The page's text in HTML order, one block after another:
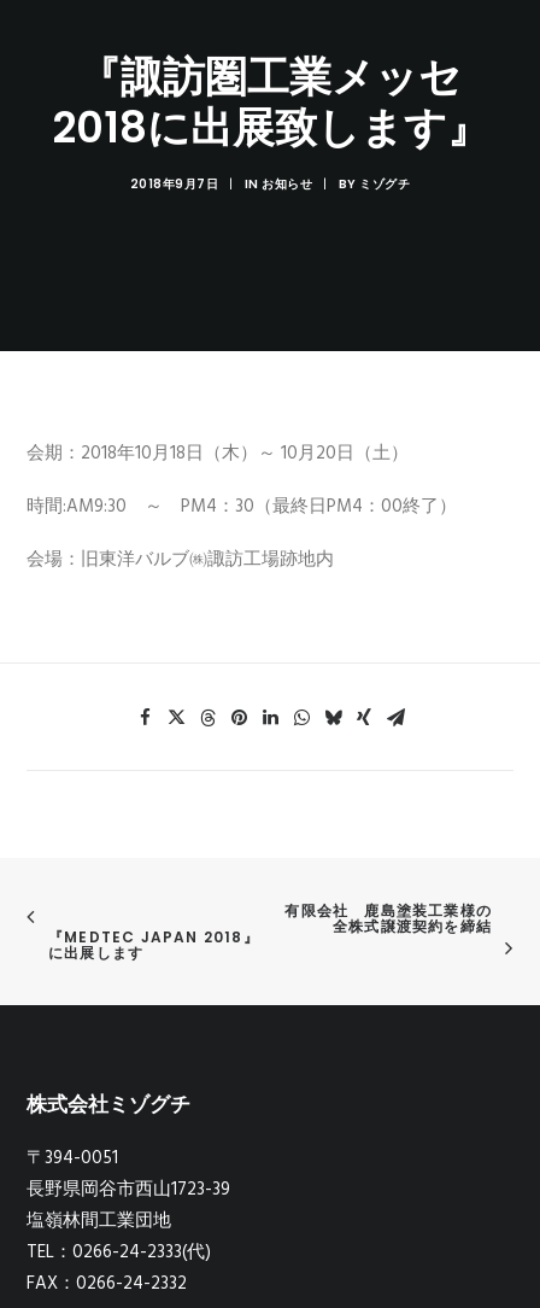
『諏訪圏工業メッセ
2018に出展致します』
2018年9月7日 | INお知らせ | BY ミゾグチ
会期：2018年10月18日（木）～ 10月20日（土）
時間:AM9:30 ～ PM4：30（最終日PM4：00終了）
会場：旧東洋バルブ㈱諏訪工場跡地内
『MEDTEC JAPAN 2018』
に出展します
有限会社　鹿島塗装工業様の
全株式譲渡契約を締結
株式会社ミゾグチ
〒394-0051
長野県岡谷市西山1723-39
塩嶺林間工業団地
TEL：0266-24-2333(代)
FAX：0266-24-2332